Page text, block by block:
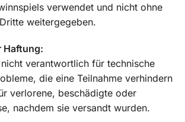
verwendet und nicht ohne
weitergegeben.
Haftung:
verantwortlich für technische
die eine Teilnahme verhindern
verlorene, beschädigte oder
nachdem sie versandt wurden.